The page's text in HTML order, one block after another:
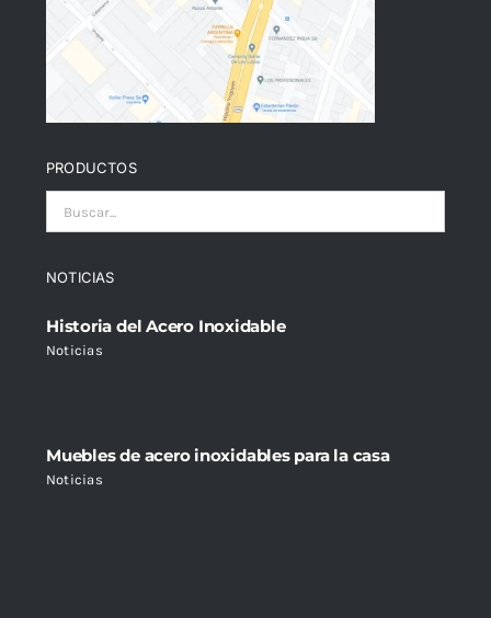
NOTICIAS
Historia del Acero Inoxidable
Noticias
Muebles de acero inoxidables para la casa
Noticias
PRODUCTOS